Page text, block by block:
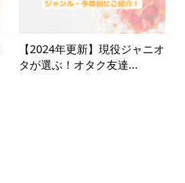
【2024年更新】現役ジャニオ
タが選ぶ！オタク友達...